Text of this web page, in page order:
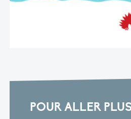
POUR ALLER